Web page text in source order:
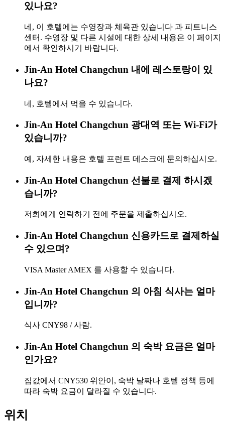
있나요?
네, 이 호텔에는 수영장과 체육관 있습니다 과 피트니스
센터. 수영장 및 다른 시설에 대한 상세 내용은 이 페이지
에서 확인하시기 바랍니다.
Jin-An Hotel Changchun 내에 레스토랑이 있
나요?
네, 호텔에서 먹을 수 있습니다.
Jin-An Hotel Changchun 광대역 또는 Wi-Fi가
있습니까?
예, 자세한 내용은 호텔 프런트 데스크에 문의하십시오.
Jin-An Hotel Changchun 선불로 결제 하시겠
습니까?
저희에게 연락하기 전에 주문을 제출하십시오.
Jin-An Hotel Changchun 신용카드로 결제하실
수 있으며?
VISA Master AMEX 를 사용할 수 있습니다.
Jin-An Hotel Changchun 의 아침 식사는 얼마
입니까?
식사 CNY98 / 사람.
Jin-An Hotel Changchun 의 숙박 요금은 얼마
인가요?
집값에서 CNY530 위안이, 숙박 날짜나 호텔 정책 등에
따라 숙박 요금이 달라질 수 있습니다.
위치